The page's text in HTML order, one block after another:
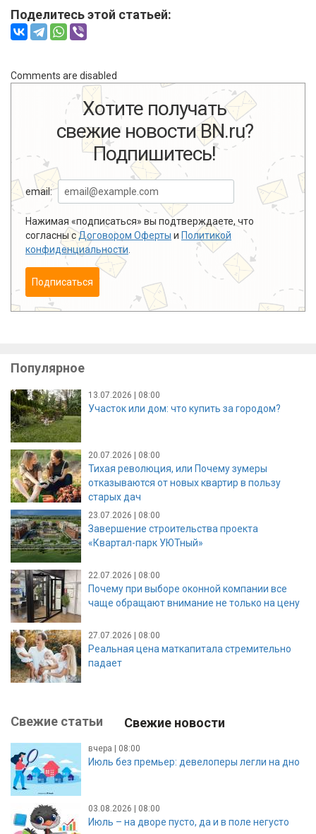
Поделитесь этой статьей:
Comments are disabled
Хотите получать
свежие новости BN.ru?
Подпишитесь!
email:
Нажимая «подписаться» вы подтверждаете, что
согласны сДоговором Оферты и Политикой
конфиденциальности
Подписаться
Популярное
13.07.2026 | 08:00
Участок или дом: что купить за городом?
20.07.2026 | 08:00
Тихая революция, или Почему зумеры
отказываются от новых квартир в пользу
старых дач
23.07.2026 | 08:00
Завершение строительства проекта
«Квартал-парк УЮТный»
22.07.2026 | 08:00
Почему при выборе оконной компании все
чаще обращают внимание не только на цену
27.07.2026 | 08:00
Реальная цена маткапитала стремительно
падает
Свежие статьи Свежие новости
вчера | 08:00
Июль без премьер: девелоперы легли на дно
03.08.2026 | 08:00
Июль – на дворе пусто, да и в поле негусто